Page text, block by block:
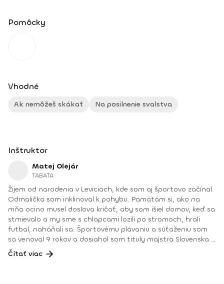
Pomôcky
Vhodné
Ak nemôžeš skákať Na posilnenie svalstva
Inštruktor
Matej Olejár
TABATA
Žijem od narodenia v Leviciach, kde som aj športovo začínal.
Odmalička som inklinoval k pohybu. Pamätám si, ako na
mňa ocino musel doslova kričať, aby som išiel domov, keď sa
stmievalo a my sme s chlapcami lozili po stromoch, hrali
futbal, naháňali sa. Športovému plávaniu a súťaženiu som
sa venoval 9 rokov a dosiahol som tituly majstra Slovenska v
plávaní. Od 16 rokov som vedel, že mojou vysnívanou prácou
raz bude činnosť, ktorej sa už pár rokov venujem – osobný
Čítať viac